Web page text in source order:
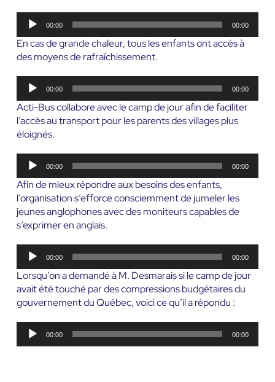
Lecteur
audio
00:00 00:00
En cas de grande chaleur, tous les enfants ont accès à
des moyens de rafraîchissement.
Lecteur
audio
00:00 00:00
Acti-Bus collabore avec le camp de jour afin de faciliter
l’accès au transport pour les parents des villages plus
éloignés.
Lecteur
audio
00:00 00:00
Afin de mieux répondre aux besoins des enfants,
l’organisation s’efforce consciemment de jumeler les
jeunes anglophones avec des moniteurs capables de
s’exprimer en anglais.
Lecteur
audio
00:00 00:00
Lorsqu’on a demandé à M. Desmarais si le camp de jour
avait été touché par des compressions budgétaires du
gouvernement du Québec, voici ce qu’il a répondu :
Lecteur
audio
00:00 00:00